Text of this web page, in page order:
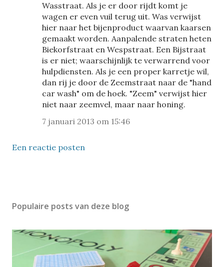
Wasstraat. Als je er door rijdt komt je
wagen er even vuil terug uit. Was verwijst
hier naar het bijenproduct waarvan kaarsen
gemaakt worden. Aanpalende straten heten
Biekorfstraat en Wespstraat. Een Bijstraat
is er niet; waarschijnlijk te verwarrend voor
hulpdiensten. Als je een proper karretje wil,
dan rij je door de Zeemstraat naar de "hand
car wash" om de hoek. "Zeem" verwijst hier
niet naar zeemvel, maar naar honing.
7 januari 2013 om 15:46
Een reactie posten
Populaire posts van deze blog